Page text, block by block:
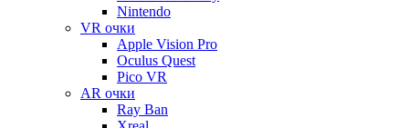
Nintendo
VR очки
Apple Vision Pro
Oculus Quest
Pico VR
AR очки
Ray Ban